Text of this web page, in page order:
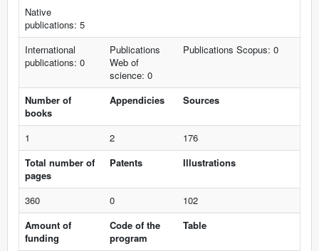
Native
publications: 5
International
publications: 0
Publications
Web of
science: 0
Publications Scopus: 0
Number of
books
Appendicies Sources
1 2
176
Total number of
pages
Patents Illustrations
360 0
102
Amount of
funding
Code of the
program
Table